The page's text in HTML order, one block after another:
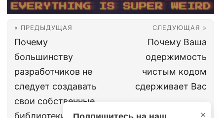
×
« ПРЕДЫДУЩАЯ
Почему
большинству
разработчиков не
следует создавать
свои собственные
СЛЕДУЮЩАЯ »
Почему Ваша
одержимость
чистым кодом
сдерживает Вас